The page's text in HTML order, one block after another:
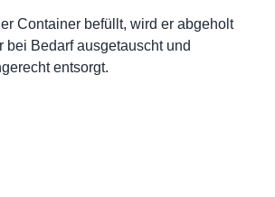
Container befüllt, wird er abgeholt
bei Bedarf ausgetauscht und
entsorgt.